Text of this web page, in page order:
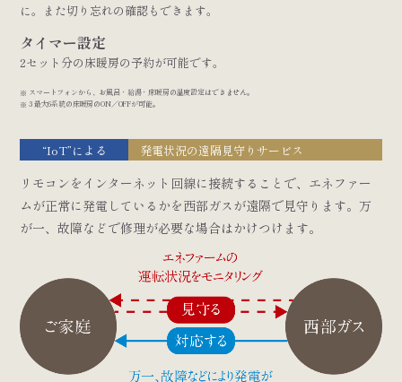
に。また切り忘れの確認もできます。
タイマー設定
2セット分の床暖房の予約が可能です。
スマートフォンから、お風呂・給湯・床暖房の温度設定はできません。
3 最大6系統の床暖房のON／OFFが可能。
“IoT”による 発電状況の遠隔見守りサービス
リモコンをインターネット回線に接続することで、エネファー
ムが正常に発電しているかを西部ガスが遠隔で見守ります。万
が一、故障などで修理が必要な場合はかけつけます。